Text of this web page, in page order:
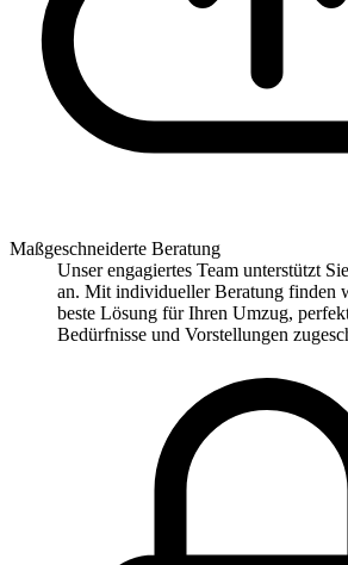
Maßgeschneiderte Beratung
Unser engagiertes Team unterstützt
an. Mit individueller Beratung finden
beste Lösung für Ihren Umzug,
Bedürfnisse und Vorstellungen